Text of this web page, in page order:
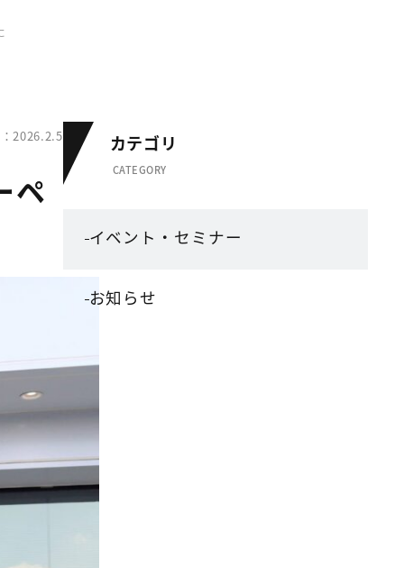
2026.2.5
ペ
カテゴリ
CATEGORY
イベント・セミナー
お知らせ